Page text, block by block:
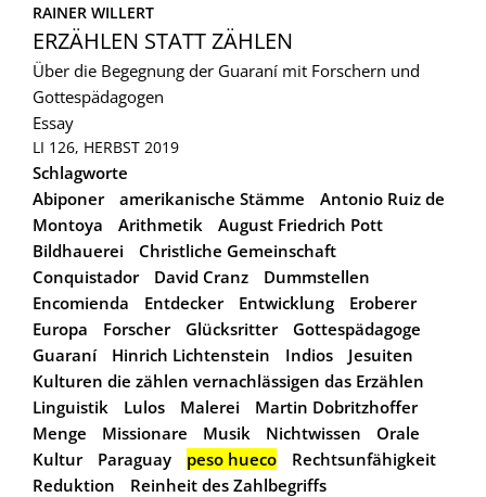
RAINER WILLERT
ERZÄHLEN STATT ZÄHLEN
Über die Begegnung der Guaraní mit Forschern und
Gottespädagogen
Essay
LI 126, HERBST 2019
Schlagworte
Abiponer
amerikanische Stämme
Antonio Ruiz de
Montoya
Arithmetik
August Friedrich Pott
Bildhauerei
Christliche Gemeinschaft
Conquistador
David Cranz
Dummstellen
Encomienda
Entdecker Entwicklung
Eroberer
Europa
Forscher Glücksritter
Gottespädagoge
Guaraní
Hinrich Lichtenstein Indios
Jesuiten
Kulturen die zählen vernachlässigen das Erzählen
Linguistik
Lulos Malerei
Martin Dobritzhoffer
Menge
Missionare Musik Nichtwissen
Orale
Kultur
Paraguay peso hueco
Rechtsunfähigkeit
Reduktion
Reinheit des Zahlbegriffs